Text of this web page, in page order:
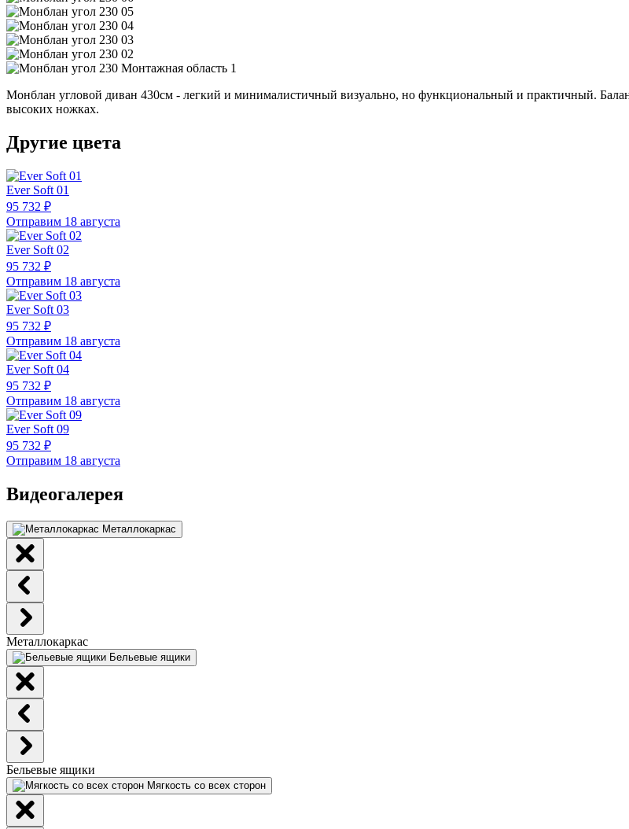
Монблан угловой диван 430см - легкий и минималистичный визуально, но функциональный и практичный.
высоких ножках.
Другие цвета
Ever Soft 01
95 732 ₽
Отправим 18 августа
Ever Soft 02
95 732 ₽
Отправим 18 августа
Ever Soft 03
95 732 ₽
Отправим 18 августа
Ever Soft 04
95 732 ₽
Отправим 18 августа
Ever Soft 09
95 732 ₽
Отправим 18 августа
Видеогалерея
Металлокаркас
Металлокаркас
Бельевые ящики
Бельевые ящики
Мягкость со всех сторон